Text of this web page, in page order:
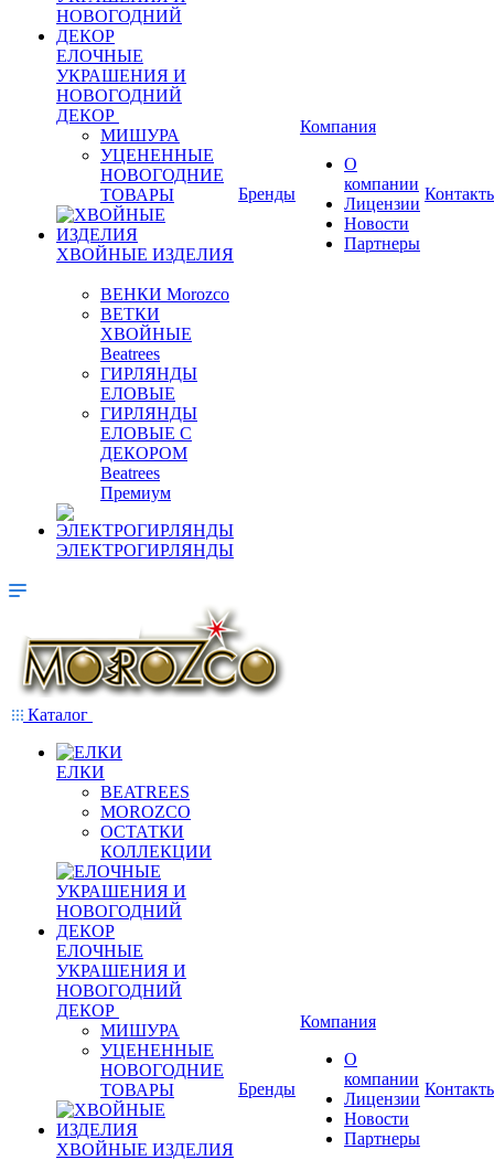
ЕЛОЧНЫЕ
УКРАШЕНИЯ И
НОВОГОДНИЙ
ДЕКОР
МИШУРА
УЦЕНЕННЫЕ
НОВОГОДНИЕ
ТОВАРЫ
ХВОЙНЫЕ ИЗДЕЛИЯ
ВЕНКИ Morozco
ВЕТКИ
ХВОЙНЫЕ
Beatrees
ГИРЛЯНДЫ
ЕЛОВЫЕ
ГИРЛЯНДЫ
ЕЛОВЫЕ С
ДЕКОРОМ
Beatrees
Премиум
ЭЛЕКТРОГИРЛЯНДЫ
Бренды
Компания
О
компании
Лицензии
Новости
Партнеры
Каталог
ЕЛКИ
BEATREES
MOROZCO
ОСТАТКИ
КОЛЛЕКЦИИ
ЕЛОЧНЫЕ
УКРАШЕНИЯ И
НОВОГОДНИЙ
ДЕКОР
МИШУРА
УЦЕНЕННЫЕ
НОВОГОДНИЕ
ТОВАРЫ
ХВОЙНЫЕ ИЗДЕЛИЯ
Бренды
Компания
О
компании
Лицензии
Новости
Партнеры